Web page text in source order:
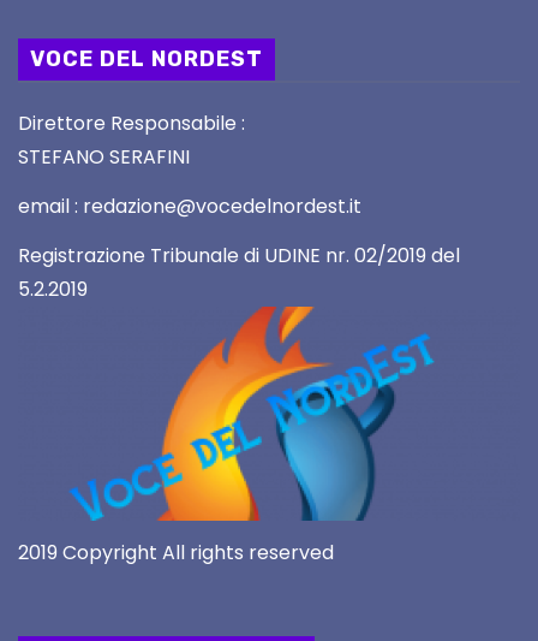
VOCE DEL NORDEST
Direttore Responsabile :
STEFANO SERAFINI
email : redazione@vocedelnordest.it
Registrazione Tribunale di UDINE nr. 02/2019 del
5.2.2019
2019 Copyright All rights reserved